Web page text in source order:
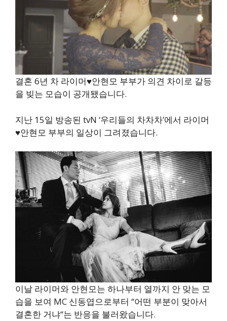
결혼 6년 차 라이머♥안현모 부부가 의견 차이로 갈등
을 빚는 모습이 공개됐습니다.
지난 15일 방송된 tvN ‘우리들의 차차차’에서 라이머
♥안현모 부부의 일상이 그려졌습니다.
이날 라이머와 안현모는 하나부터 열까지 안 맞는 모
습을 보여 MC 신동엽으로부터 “어떤 부분이 맞아서
결혼한 거냐“는 반응을 불러왔습니다.